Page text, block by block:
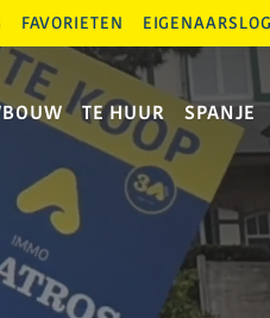
FAVORIETEN
TE HUUR SPANJE